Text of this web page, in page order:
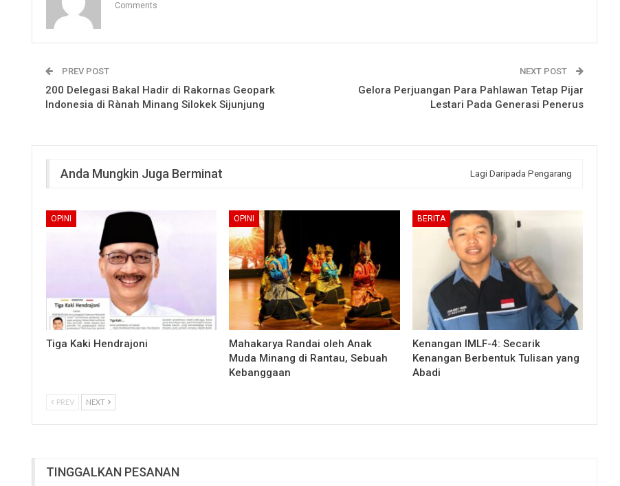
Comments
PREV POST
200 Delegasi Bakal Hadir di Rakornas Geopark
Indonesia di Rànah Minang Silokek Sijunjung
NEXT POST
Gelora Perjuangan Para Pahlawan Tetap Pijar
Lestari Pada Generasi Penerus
Anda Mungkin Juga Berminat Lagi Daripada Pengarang
OPINI
Tiga Kaki Hendrajoni
OPINI
Mahakarya Randai oleh Anak
Muda Minang di Rantau, Sebuah
Kebanggaan
BERITA
Kenangan IMLF-4: Secarik
Kenangan Berbentuk Tulisan yang
Abadi
PREV NEXT
TINGGALKAN PESANAN